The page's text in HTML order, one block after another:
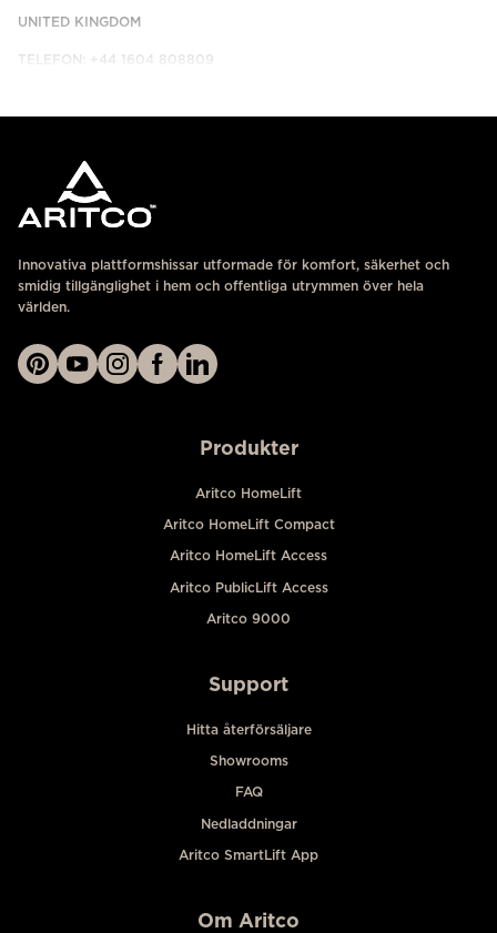
UNITED KINGDOM
TELEFON: +44 1604 808809
Innovativa plattformshissar utformade för komfort, säkerhet och
smidig tillgänglighet i hem och offentliga utrymmen över hela
världen.
Produkter
Aritco HomeLift
Aritco HomeLift Compact
Aritco HomeLift Access
Aritco PublicLift Access
Aritco 9000
Support
Hitta återförsäljare
Showrooms
FAQ
Nedladdningar
Aritco SmartLift App
Om Aritco